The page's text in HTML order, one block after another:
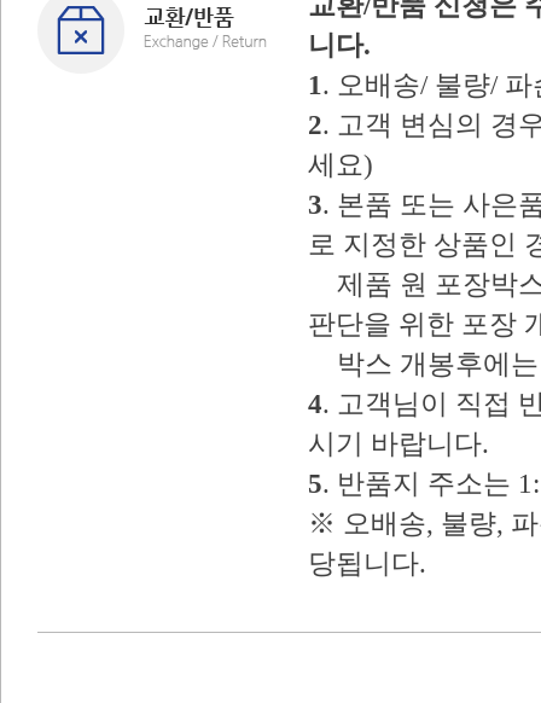
니다.
1. 오배송/ 불량/
2. 고객 변심의 경
세요)
3. 본품 또는 사은
로 지정한 상품인
제품 원 포장박
판단을 위한 포장
박스 개봉후에는
4. 고객님이 직접
시기 바랍니다.
5. 반품지 주소는
※ 오배송, 불량,
당됩니다.